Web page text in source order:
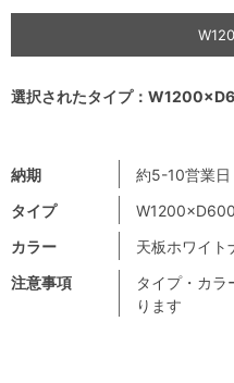
注意事項
タイプ・カラ
ります
納期
約5-10営業日
タイプ
W1200×D600
カラー
天板ホワイト
選択されたタイプ：